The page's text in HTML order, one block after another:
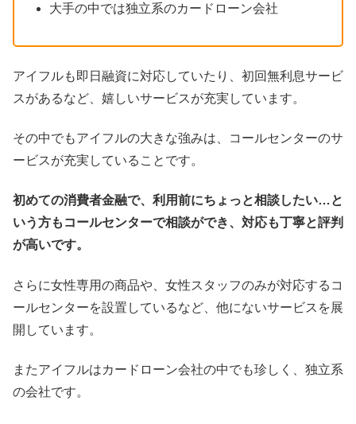
大手の中では独立系のカードローン会社
アイフルも即日融資に対応していたり、初回無利息サービ
スがあるなど、嬉しいサービスが充実しています。
その中でもアイフルの大きな強みは、コールセンターのサ
ービスが充実していることです。
初めての消費者金融で、利用前にちょっと相談したい…と
いう方もコールセンターで相談ができ、対応も丁寧と評判
が高いです。
さらに女性専用の商品や、女性スタッフのみが対応するコ
ールセンターを設置しているなど、他にないサービスを展
開しています。
またアイフルはカードローン会社の中でも珍しく、独立系
の会社です。